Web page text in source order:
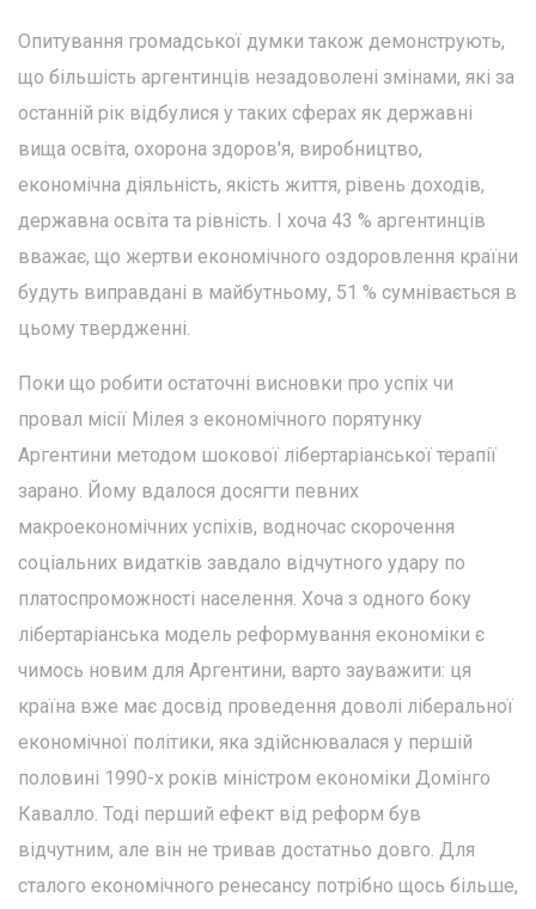
Опитування громадської думки також демонструють,
що більшість аргентинців незадоволені змінами, які за
останній рік відбулися у таких сферах як державні
вища освіта, охорона здоров'я, виробництво,
економічна діяльність, якість життя, рівень доходів,
державна освіта та рівність. І хоча 43 % аргентинців
вважає, що жертви економічного оздоровлення країни
будуть виправдані в майбутньому, 51 % сумнівається в
цьому твердженні.
Поки що робити остаточні висновки про успіх чи
провал місії Мілея з економічного порятунку
Аргентини методом шокової лібертаріанської терапії
зарано. Йому вдалося досягти певних
макроекономічних успіхів, водночас скорочення
соціальних видатків завдало відчутного удару по
платоспроможності населення. Хоча з одного боку
лібертаріанська модель реформування економіки є
чимось новим для Аргентини, варто зауважити: ця
країна вже має досвід проведення доволі ліберальної
економічної політики, яка здійснювалася у першій
половині 1990-х років міністром економіки Домінго
Кавалло. Тоді перший ефект від реформ був
відчутним, але він не тривав достатньо довго. Для
сталого економічного ренесансу потрібно щось більше,